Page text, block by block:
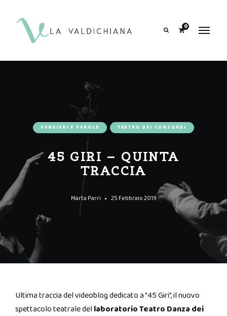
0
PENSIERI E PAROLE TEATRO DEI CONCORDI
45 GIRI – QUINTA
TRACCIA
Marta Parri 25 Febbraio 2019
Ultima traccia del videoblog dedicato a “45 Giri”, il nuovo
spettacolo teatrale del laboratorio Teatro Danza dei